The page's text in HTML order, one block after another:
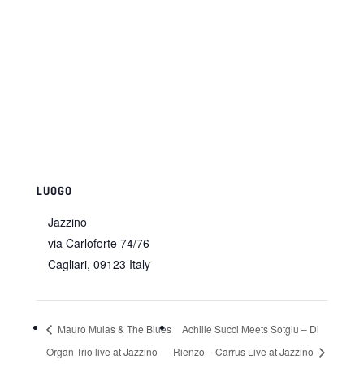
LUOGO
Jazzino
via Carloforte 74/76
Cagliari, 09123 Italy
Mauro Mulas & The Blues
Organ Trio live at Jazzino
Achille Succi Meets Sotgiu – Di
Rienzo – Carrus Live at Jazzino